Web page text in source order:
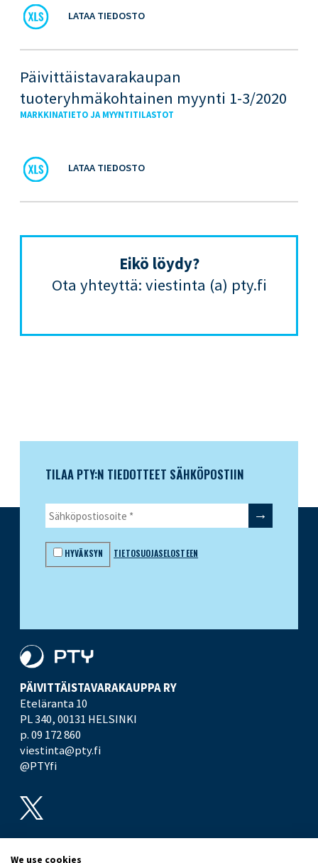
LATAA TIEDOSTO
Päivittäistavarakaupan
tuoteryhmäkohtainen myynti 1-3/2020
MARKKINATIETO JA MYYNTITILASTOT
LATAA TIEDOSTO
Eikö löydy?
Ota yhteyttä: viestinta (a) pty.fi
TILAA PTY:N TIEDOTTEET SÄHKÖPOSTIIN
HYVÄKSYN TIETOSUOJASELOSTEEN
PÄIVITTÄISTAVARA­KAUPPA RY
Eteläranta 10
PL 340,00131 HELSINKI
p. 09 172 860
viestinta@pty.fi
@PTYfi
We use cookies